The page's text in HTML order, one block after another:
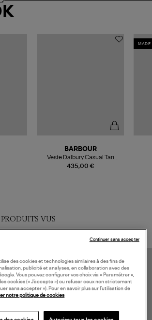
435,00 €
BARBOUR
Veste Dalbury Casual Tan
Beige Tattersall
MADE
VUS
des cookies et technologies similaires à des fins de
publicité et analyses, en collaboration avec des
Vous pouvez configurer vos choix via « Paramétrer »,
cookies (« J’accepte ») ou refuser ceux non strictement
sans accepter »). Pour en savoir plus sur l’utilisation de
notre politique de cookies
Continuer sans accepter